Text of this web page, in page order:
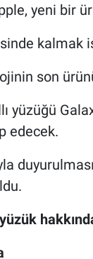
yeni bir
kalmak
son
yüzüğü
edecek.